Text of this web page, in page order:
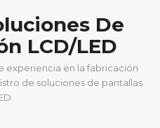
De
LCD/LED
experiencia en la fabricación
de soluciones de pantallas